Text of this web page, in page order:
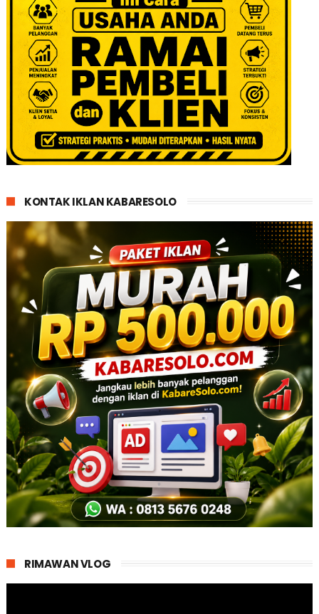
KONTAK IKLAN KABARESOLO
RIMAWAN VLOG